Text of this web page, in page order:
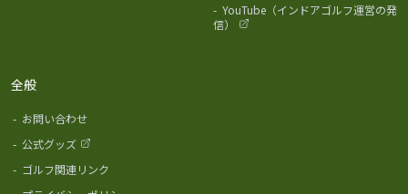
- YouTube（インドアゴルフ運営の発
信）
全般
- お問い合わせ
- 公式グッズ
- ゴルフ関連リンク